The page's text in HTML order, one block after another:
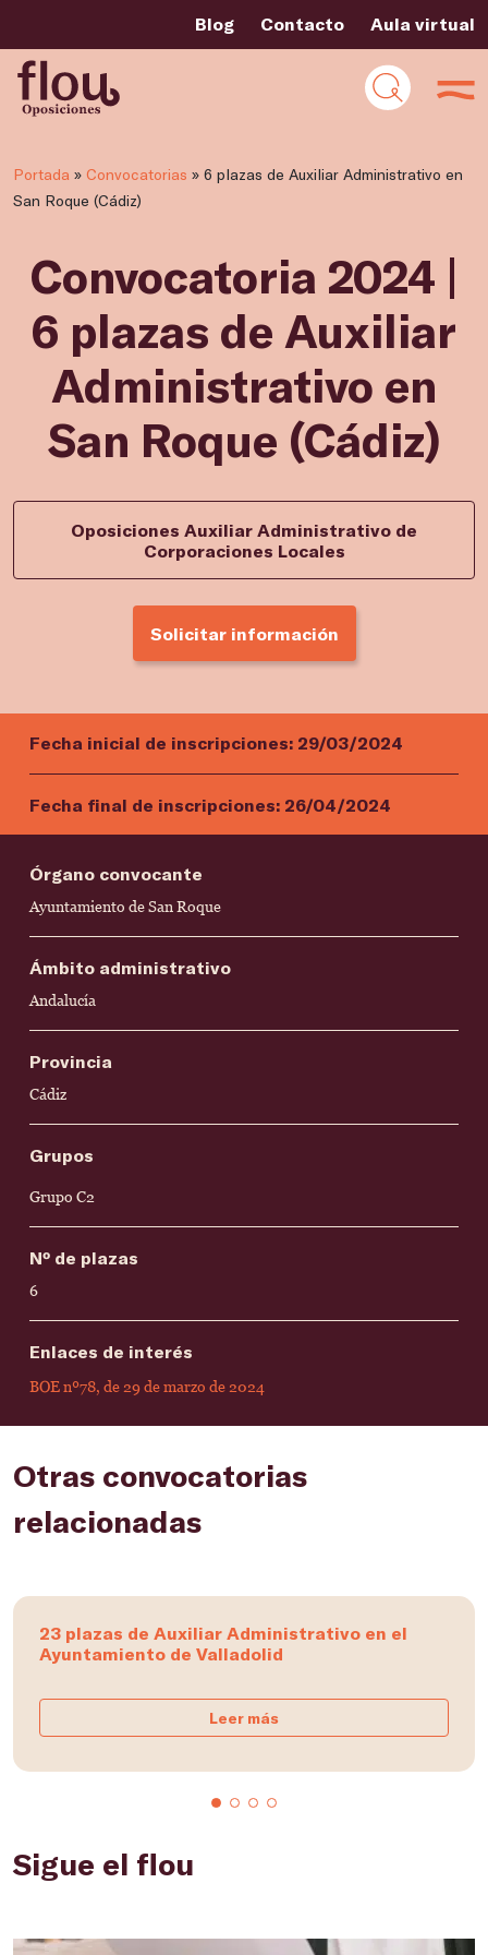
Blog Contacto Aula virtual
Portada » Convocatorias » 6 plazas de Auxiliar Administrativo en
San Roque (Cádiz)
Convocatoria 2024 |
6 plazas de Auxiliar
Administrativo en
San Roque (Cádiz)
Oposiciones Auxiliar Administrativo de
Corporaciones Locales
Solicitar información
Fecha inicial de inscripciones: 29/03/2024
Fecha final de inscripciones: 26/04/2024
Órgano convocante
Ayuntamiento de San Roque
Ámbito administrativo
Andalucía
Provincia
Cádiz
Grupos
Grupo C2
Nº de plazas
6
Enlaces de interés
BOE nº78, de 29 de marzo de 2024
Otras convocatorias
relacionadas
23 plazas de Auxiliar Administrativo en el
Ayuntamiento de Valladolid
Leer más
Sigue el flou